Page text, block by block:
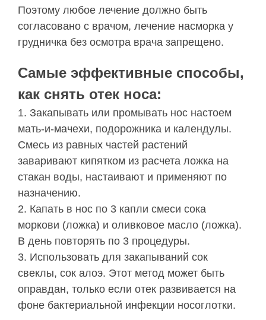
Поэтому любое лечение должно быть
согласовано с врачом, лечение насморка у
грудничка без осмотра врача запрещено.
Самые эффективные способы,
как снять отек носа:
1. Закапывать или промывать нос настоем
мать-и-мачехи, подорожника и календулы.
Смесь из равных частей растений
заваривают кипятком из расчета ложка на
стакан воды, настаивают и применяют по
назначению.
2. Капать в нос по 3 капли смеси сока
моркови (ложка) и оливковое масло (ложка).
В день повторять по 3 процедуры.
3. Использовать для закапываний сок
свеклы, сок алоэ. Этот метод может быть
оправдан, только если отек развивается на
фоне бактериальной инфекции носоглотки.